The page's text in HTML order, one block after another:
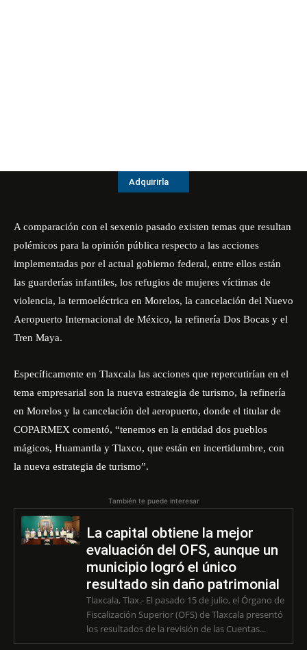
Adquirirla
A comparación con el sexenio pasado existen temas que resultan
polémicos para la opinión pública respecto a las acciones
implementadas por el actual gobierno federal, entre ellos están
las guarderías infantiles, los refugios de mujeres víctimas de
violencia, la termoeléctrica en Morelos, la cancelación del Nuevo
Aeropuerto Internacional de México, la refinería Dos Bocas y el
Tren Maya.
Específicamente en Tlaxcala las acciones que repercutirían en el
tema empresarial son la nueva estrategia de turismo, la refinería
en Morelos y la cancelación del aeropuerto, donde el titular de
COPARMEX comentó, “tenemos en la entidad dos pueblos
mágicos, Huamantla y Tlaxco, que están en incertidumbre, con
la nueva estrategia de turismo”.
También te puede interesar
La capital obtiene la mejor
evaluación del OFS, aunque un
municipio logró el único
resultado sin daño patrimonial
Tlaxcala, Tlax.- El pasado 15 de julio, el Órgano de
Fiscalización Superior (OFS) de Tlaxcala presentó
los resultados de la revisión de las Cuentas...